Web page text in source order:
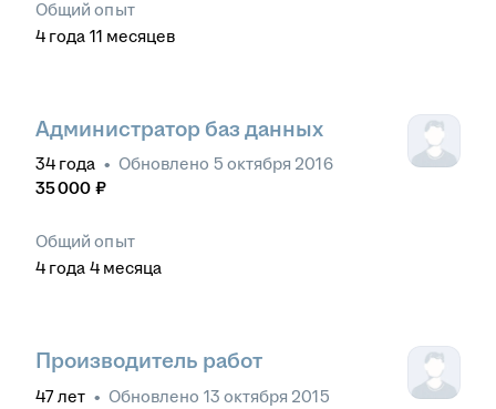
Общий опыт
4 года 11 месяцев
Администратор баз данных
34 года • Обновлено 5 октября 2016
35 000 ₽
Общий опыт
4 года 4 месяца
Производитель работ
47лет • Обновлено 13 октября 2015